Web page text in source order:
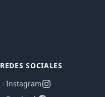
REDES SOCIALES
Instagram